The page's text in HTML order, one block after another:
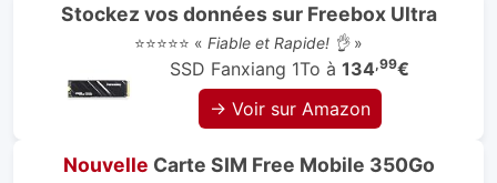
Stockez vos données sur Freebox Ultra
⭐⭐⭐⭐⭐ « Fiable et Rapide! 👌»
SSD Fanxiang 1To à 134,99€
→ Voir sur Amazon
Nouvelle Carte SIM Free Mobile 350Go